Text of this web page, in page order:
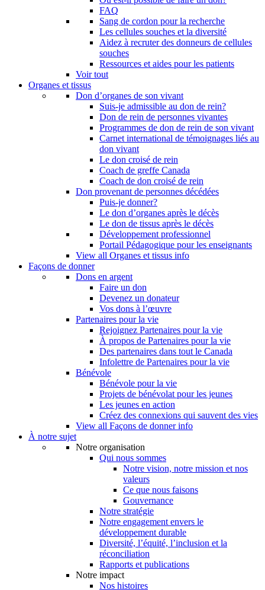
FAQ
Sang de cordon pour la recherche
Les cellules souches et la diversité
Aidez à recruter des donneurs de cellules
souches
Ressources et aides pour les patients
Voir tout
Organes et tissus
Don d’organes de son vivant
Suis-je admissible au don de rein?
Don de rein de personnes vivantes
Programmes de don de rein de son vivant
Carnet international de témoignages liés au
don vivant
Le don croisé de rein
Coach de greffe Canada
Coach de don croisé de rein
Don provenant de personnes décédées
Puis-je donner?
Le don d’organes après le décès
Le don de tissus après le décès
Développement professionnel
Portail Pédagogique pour les enseignants
View all Organes et tissus info
Façons de donner
Dons en argent
Faire un don
Devenez un donateur
Vos dons à l’œuvre
Partenaires pour la vie
Rejoignez Partenaires pour la vie
À propos de Partenaires pour la vie
Des partenaires dans tout le Canada
Infolettre de Partenaires pour la vie
Bénévole
Bénévole pour la vie
Projets de bénévolat pour les jeunes
Les jeunes en action
Créez des connexions qui sauvent des vies
View all Façons de donner info
À notre sujet
Notre organisation
Qui nous sommes
Notre vision, notre mission et nos
valeurs
Ce que nous faisons
Gouvernance
Notre stratégie
Notre engagement envers le
développement durable
Diversité, l’équité, l’inclusion et la
réconciliation
Rapports et publications
Notre impact
Nos histoires